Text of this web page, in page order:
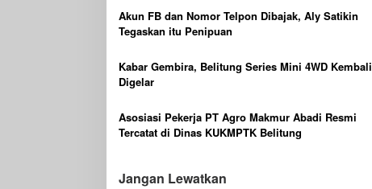
Akun FB dan Nomor Telpon Dibajak, Aly Satikin
Tegaskan itu Penipuan
Kabar Gembira, Belitung Series Mini 4WD Kembali
Digelar
Asosiasi Pekerja PT Agro Makmur Abadi Resmi
Tercatat di Dinas KUKMPTK Belitung
Jangan Lewatkan